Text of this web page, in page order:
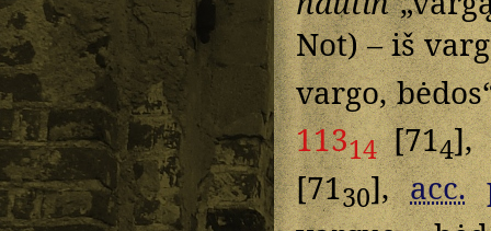
Not) – iš
vargo,
11314[714],
[7130],acc.